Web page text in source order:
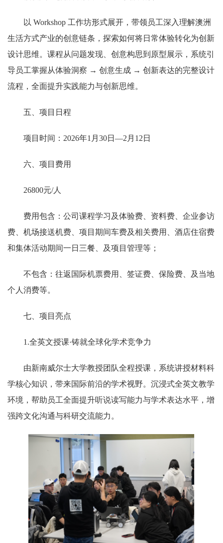
以 Workshop 工作坊形式展开，带领员工深入理解澳洲
生活方式产业的创意链条，探索如何将日常体验转化为创新
设计思维。课程从问题发现、创意构思到原型展示，系统引
导员工掌握从体验洞察 → 创意生成 → 创新表达的完整设计
流程，全面提升实践能力与创新思维。
五、项目日程
项目时间：2026年1月30日—2月12日
六、项目费用
26800元/人
费用包含：公司课程学习及体验费、资料费、企业参访
费、机场接送机费、项目期间车费及相关费用、酒店住宿费
和集体活动期间一日三餐、及项目管理等；
不包含：往返国际机票费用、签证费、保险费、及当地
个人消费等。
七、项目亮点
1.全英文授课·铸就全球化学术竞争力
由新南威尔士大学教授团队全程授课，系统讲授材料科
学核心知识，带来国际前沿的学术视野。沉浸式全英文教学
环境，帮助员工全面提升听说读写能力与学术表达水平，增
强跨文化沟通与科研交流能力。